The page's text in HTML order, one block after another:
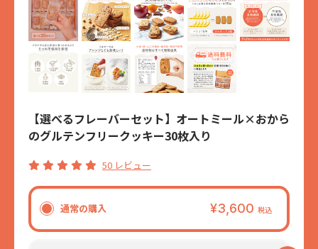
【選べるフレーバーセット】オートミール×おから
のグルテンフリークッキー30枚入り
50 レビュー
通常の購入 ¥3,600